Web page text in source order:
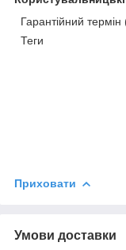
Гарантійний термін
Теги
Приховати
Умови доставки